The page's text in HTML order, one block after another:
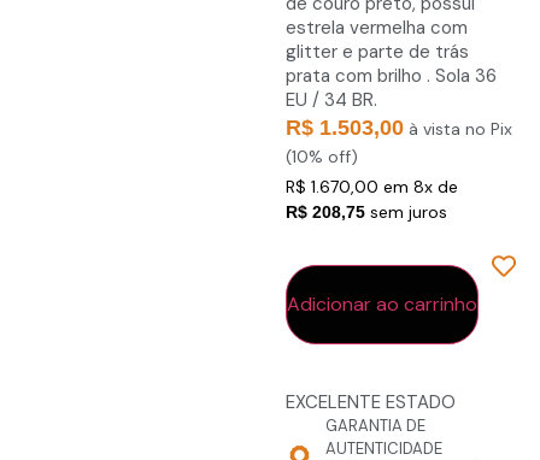
estrela vermelha com
glitter e parte de trás
prata com brilho . Sola 36
EU / 34 BR.
R$ 1.503,00à vista no Pix
(10% off)
R$ 1.670,00 em 8x de
R$ 208,75sem juros
Adicionar ao carrinho
EXCELENTE ESTADO
GARANTIA DE
AUTENTICIDADE